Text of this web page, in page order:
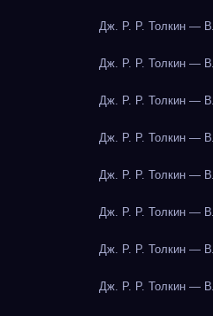
Дж. Р. Р. Толкин —
Дж. Р. Р. Толкин —
Дж. Р. Р. Толкин —
Дж. Р. Р. Толкин —
Дж. Р. Р. Толкин —
Дж. Р. Р. Толкин —
Дж. Р. Р. Толкин —
Дж. Р. Р. Толкин —